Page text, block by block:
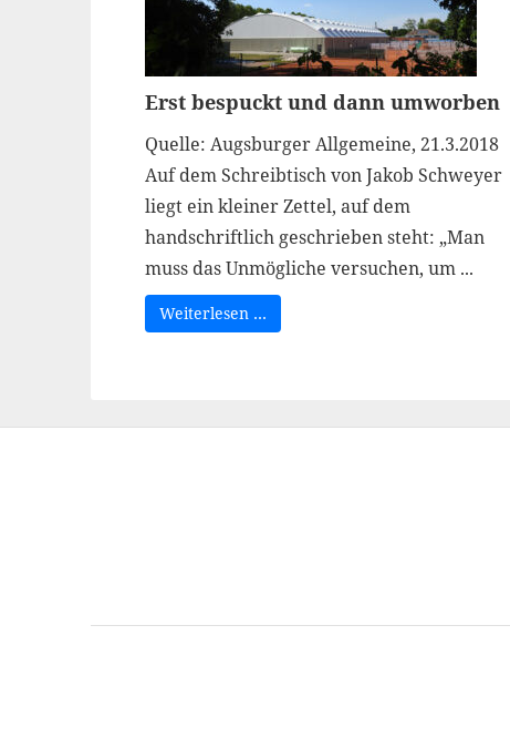
Erst bespuckt und dann umworben
Quelle: Augsburger Allgemeine, 21.3.2018
Auf dem Schreibtisch von Jakob Schweyer
liegt ein kleiner Zettel, auf dem
handschriftlich geschrieben steht: „Man
muss das Unmögliche versuchen, um ...
Weiterlesen …